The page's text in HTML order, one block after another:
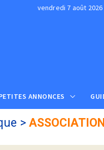
vendredi 7 août 2026
ANNONCES
>